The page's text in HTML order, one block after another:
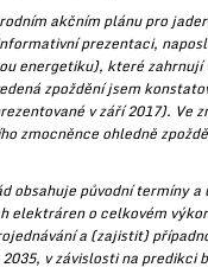
akčním plánu pro
prezentaci,
energetiku), které
zpoždění jsem
v září 2017). Ve
zmocněnce ohledně
obsahuje původní
o celkovém
a (zajistit)
v závislosti na predikci